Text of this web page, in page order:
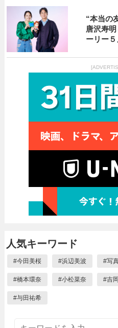
“本当の
唐沢寿
ーリー
人気キーワード
#今田美桜 #浜辺美波 #写
#橋本環奈 #小松菜奈 #吉
#与田祐希